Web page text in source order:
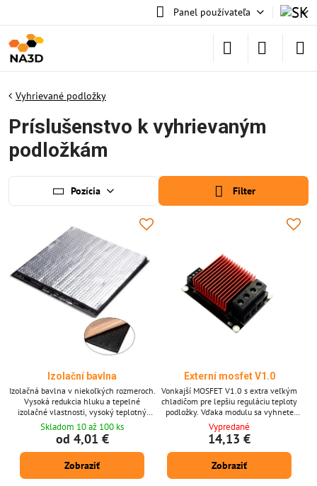
Panel používateľa
Vyhrievané podložky
Príslušenstvo k vyhrievaným
podložkám
Pozícia Filter
Izolační bavlna
Izolačná bavlna v niekoľkých rozmeroch.
Vysoká redukcia hluku a tepelné
izolačné vlastnosti, vysoký teplotný
odpor, vysoké tepelné a akustické
vlastnosti, silná priľnavá podkladová
vrstva, nehorľavá. Izolačná vlna
vyhrievanej podložky, heatbedu.
Skladom 10 až 100 ks
od 4,01 €
Zobraziť
Externí mosfet V1.0
Vonkajší MOSFET V1.0 s extra veľkým
chladičom pre lepšiu reguláciu teploty
podložky. Vďaka modulu sa vyhnete
mnohým problémom s zahrievaním.
Maximálny prúd 30A.
Vypredané
14,13 €
Zobraziť